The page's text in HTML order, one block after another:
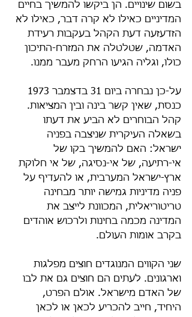
בשום שינויים. הן ביקשו להמשיך בחיים
המדיניים כאילו לא קרה דבר, כאילו לא
הזדעזעה דעת הקהל בעקבות רעידת
האדמה, שטלטלה את המזרח-התיכון
כולו, וגליה הגיעו הרחק מעבר ממנו.
כנסת, שאין קשר בינה ובין המציאות.
קהל הבוחרים לא הביע את דעתו
בשאלה העיקרית שניצבה בפניה
ישראל: האם להמשיך בקו של
אי-רתיעה, של אי-נסיגה, של אי חלוקת
ארץ-ישראל המערבית, או להעדיף על
פניה מדיניות גמישה יותר מבחינה
טריטוריאלית, המכוונת לייצב את
המדינה מכמה בחינות ולרכוש אוהדים
בקרב אומות העולם.
שני הקווים המנוגדים חוצים מפלגות
וארגונים. לעתים הם חוצים גם את לבו
של האדם מישראל. אולם הפרט,
היחיד, חייב להכריע לכאן או לכאן